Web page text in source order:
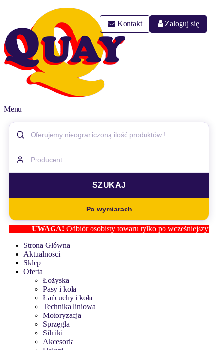
Kontakt Zaloguj się
Menu
Po wymiarach
UWAGA!Odbiór osobisty towaru tylko po wcześniejszym
Strona Główna
Aktualności
Sklep
Oferta
Łożyska
Pasy i koła
Łańcuchy i koła
Technika liniowa
Motoryzacja
Sprzęgła
Silniki
Akcesoria